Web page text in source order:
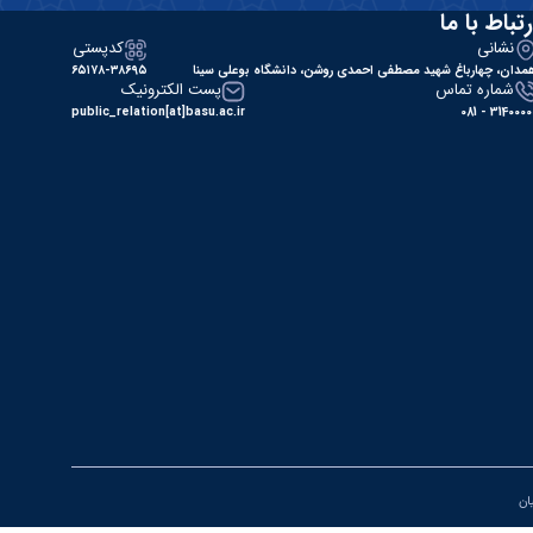
با ما
نشانی
چهارباغ شهید مصطفی احمدی روشن، دانشگاه بوعلی سینا
کدپستی
۶۵۱۷۸-۳۸۶۹۵
شماره تماس
31400000 -
پست الکترونیک
public_relation[at]basu.ac.ir